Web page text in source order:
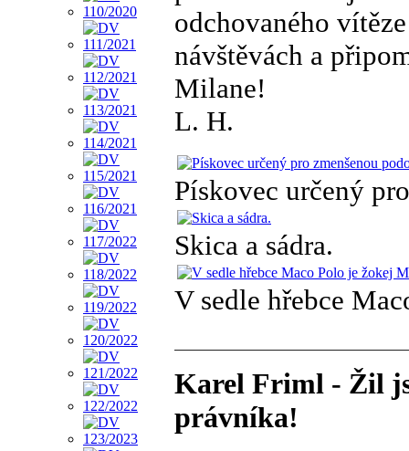
odchovaného
návštěvách a
Milane!
L. H.
Pískovec určený
Skica a sádra.
V sedle hřebce
Karel Friml - Žil
právníka!